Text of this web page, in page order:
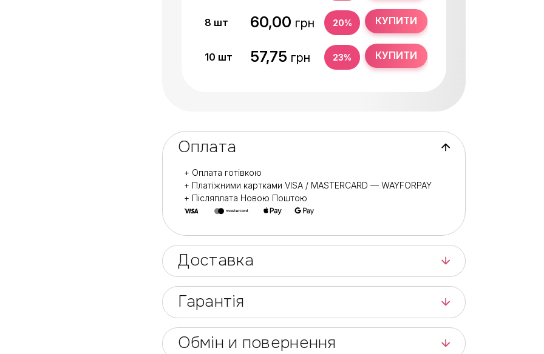
8 шт 60,00 грн 20% КУПИТИ
10 шт 57,75 грн 23% КУПИТИ
Оплата
+ Оплата готівкою
+ Платіжними картками VISA / MASTERCARD — WAYFORPAY
+ Післяплата Новою Поштою
Доставка
Гарантія
Обмін и повернення